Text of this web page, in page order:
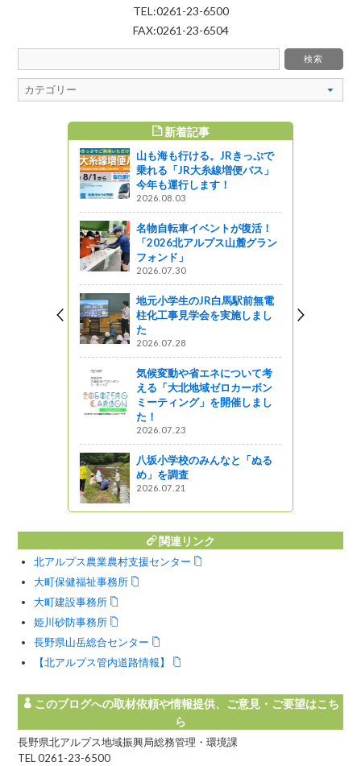
TEL:0261-23-6500
FAX:0261-23-6504
新着記事
山も海も行ける。JRきっぷで
乗れる「JR大糸線増便バス」
今年も運行します！
2026.08.03
名物自転車イベントが復活！
「2026北アルプス山麓グラン
フォンド」
2026.07.30
地元小学生のJR白馬駅前無電
柱化工事見学会を実施しまし
た
2026.07.28
気候変動や省エネについて考
える「大北地域ゼロカーボン
ミーティング」を開催しまし
た！
2026.07.23
八坂小学校のみんなと「ぬる
め」を調査
2026.07.21
関連リンク
北アルプス農業農村支援センター
大町保健福祉事務所
大町建設事務所
姫川砂防事務所
長野県山岳総合センター
【北アルプス管内道路情報】
このブログへの取材依頼や情報提供、ご意見・ご要望はこち
ら
長野県北アルプス地域振興局総務管理・環境課
TEL 0261-23-6500